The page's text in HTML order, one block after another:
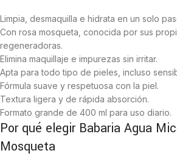
Limpia, desmaquilla e hidrata en un solo
Con rosa mosqueta, conocida por sus
regeneradoras.
Elimina maquillaje e impurezas sin irritar.
Apta para todo tipo de pieles, incluso
Fórmula suave y respetuosa con la piel.
Textura ligera y de rápida absorción.
Formato grande de 400 ml para uso diario.
Por qué elegir Babaria Agua
Mosqueta